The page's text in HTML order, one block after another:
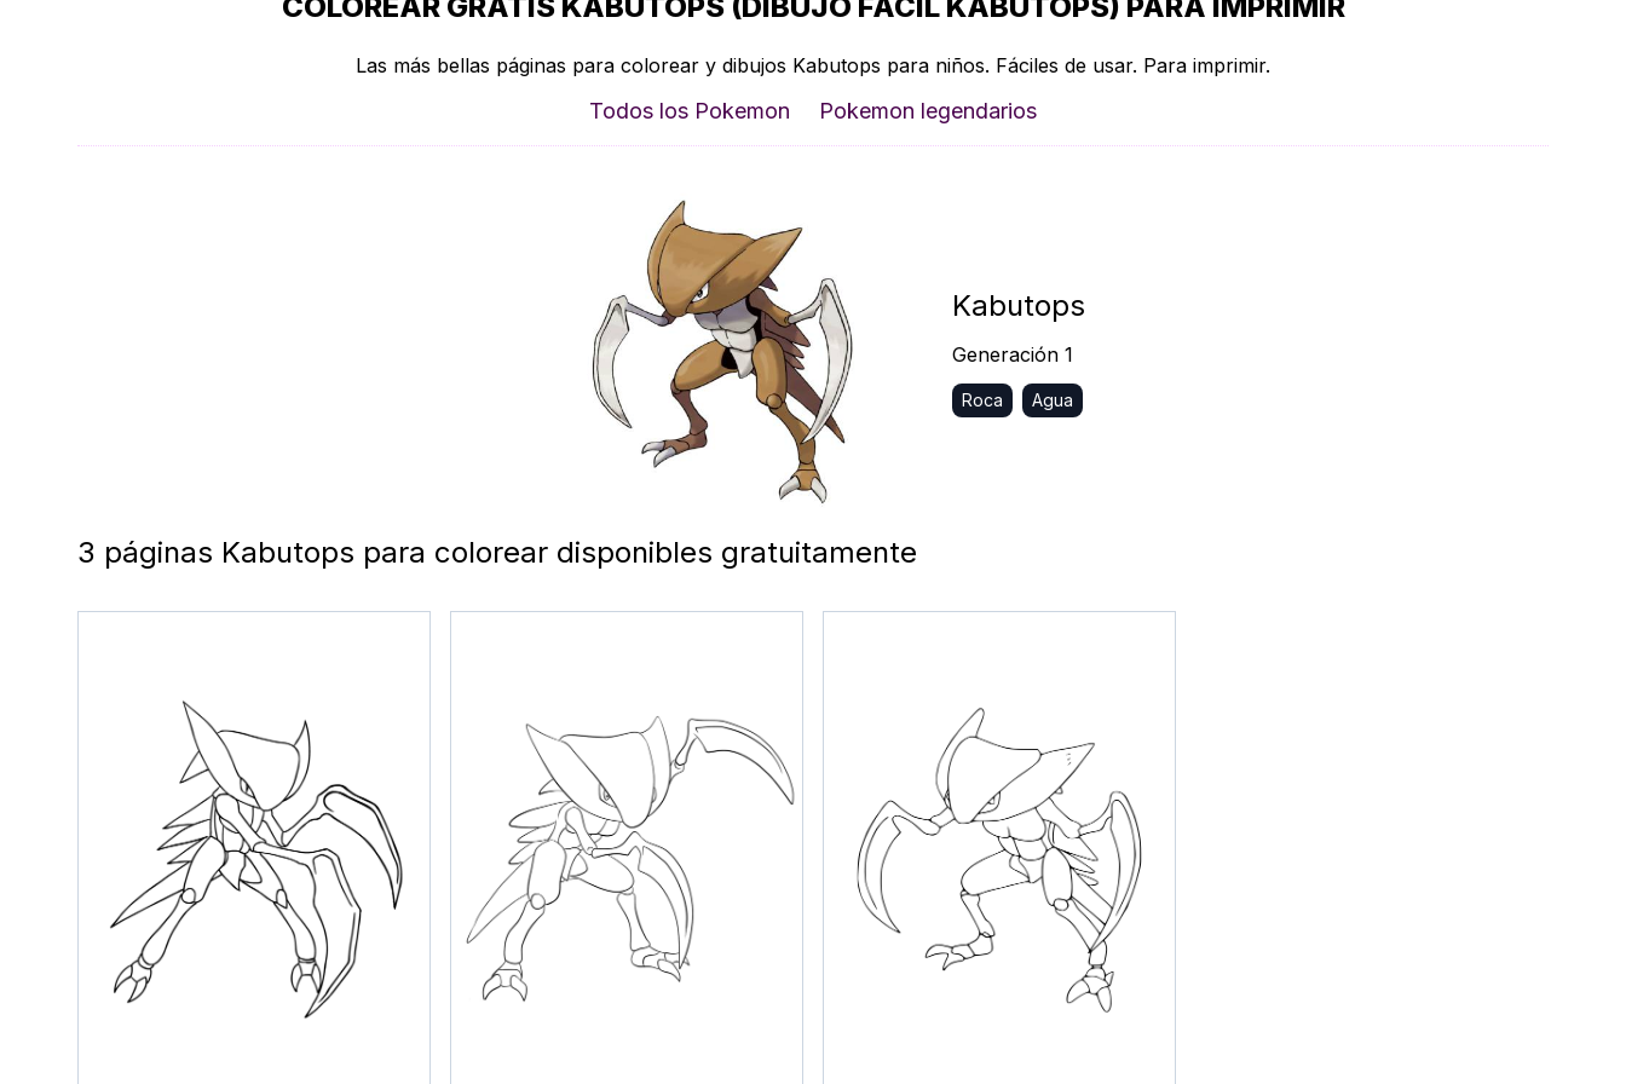
Las más bellas páginas para colorear y dibujos Kabutops para niños. Fáciles de usar. Para imprimir.
Todos los Pokemon Pokemon legendarios
Kabutops
Generación 1
Roca Agua
3 páginas Kabutops para colorear disponibles gratuitamente